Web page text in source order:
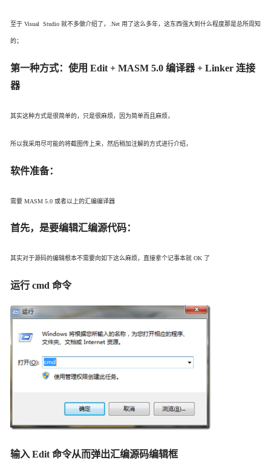
至于 Visual Studio 就不多做介绍了， .Net 用了这么多年，这东西强大到什么程度那是总所周知
的；
第一种方式：使用 Edit + MASM 5.0 编译器 + Linker 连接
器
其实这种方式是很简单的，只是很麻烦，因为简单而且麻烦，
所以我采用尽可能的将截图传上来，然后稍加注解的方式进行介绍，
软件准备：
需要 MASM 5.0 或者以上的汇编编译器
首先，是要编辑汇编源代码：
其实对于源码的编辑根本不需要向如下这么麻烦，直接拿个记事本就 OK 了
运行 cmd 命令
输入 Edit 命令从而弹出汇编源码编辑框